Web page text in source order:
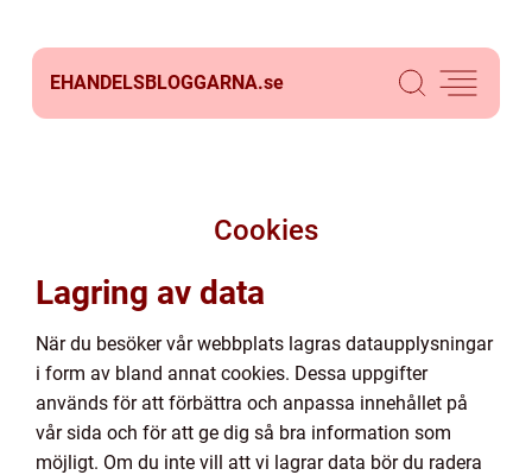
EHANDELSBLOGGARNA.se
Cookies
Lagring av data
När du besöker vår webbplats lagras dataupplysningar
i form av bland annat cookies. Dessa uppgifter
används för att förbättra och anpassa innehållet på
vår sida och för att ge dig så bra information som
möjligt. Om du inte vill att vi lagrar data bör du radera